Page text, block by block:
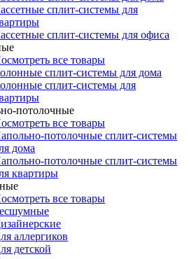
сплит-системы для
сплит-системы для офиса
все товары
сплит-системы для дома
сплит-системы для
потолочные
все товары
потолочные сплит-системы
дома
потолочные сплит-системы
квартиры
все товары
аллергиков
детской